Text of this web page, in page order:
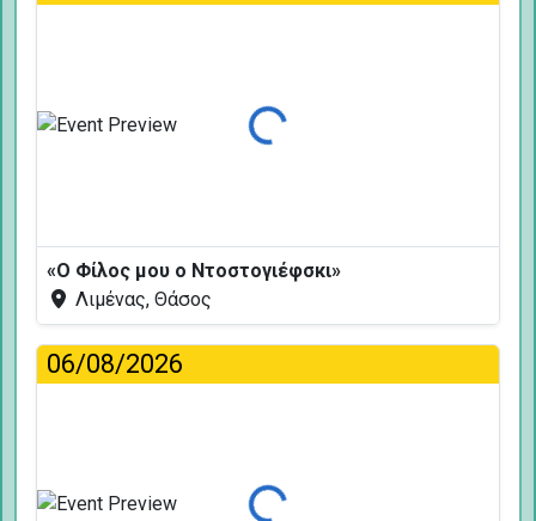
Φόρτωση...
«Ο Φίλος μου ο Ντοστογιέφσκι»
Λιμένας, Θάσος
06/08/2026
Φόρτωση...